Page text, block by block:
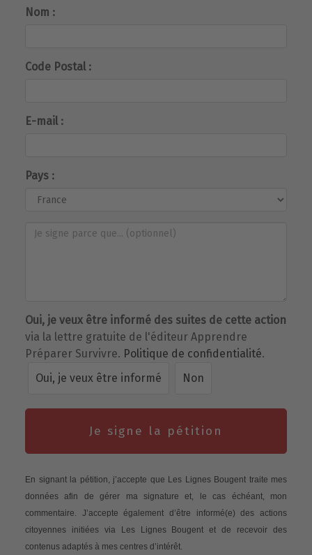
Nom :
Code Postal :
E-mail :
Pays :
Oui, je veux être informé des suites de cette action
via la lettre gratuite de l'éditeur Apprendre
Préparer Survivre. Politique de confidentialité.
Oui, je veux être informé
Non
Je signe la pétition
En signant la pétition, j’accepte que Les Lignes Bougent traite mes
données afin de gérer ma signature et, le cas échéant, mon
commentaire. J’accepte également d’être informé(e) des actions
citoyennes initiées via Les Lignes Bougent et de recevoir des
contenus adaptés à mes centres d’intérêt.